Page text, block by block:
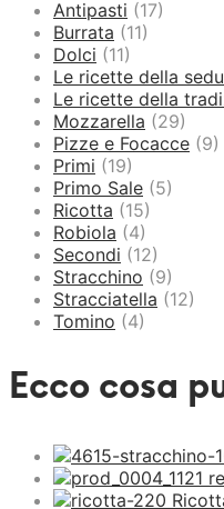
Antipasti (17)
Burrata (11)
Dolci (11)
Le ricette della
Le ricette della
Mozzarella (29)
Pizze e Focacce (9)
Primi (19)
Primo Sale (5)
Ricotta (15)
Robiola (4)
Secondi (12)
Stracchino (9)
Stracciatella (12)
Tomino (4)
Ecco cosa